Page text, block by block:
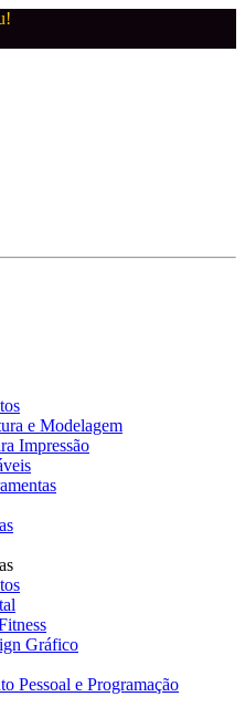
e Modelagem
Impressão
Gráfico
Pessoal e Programação